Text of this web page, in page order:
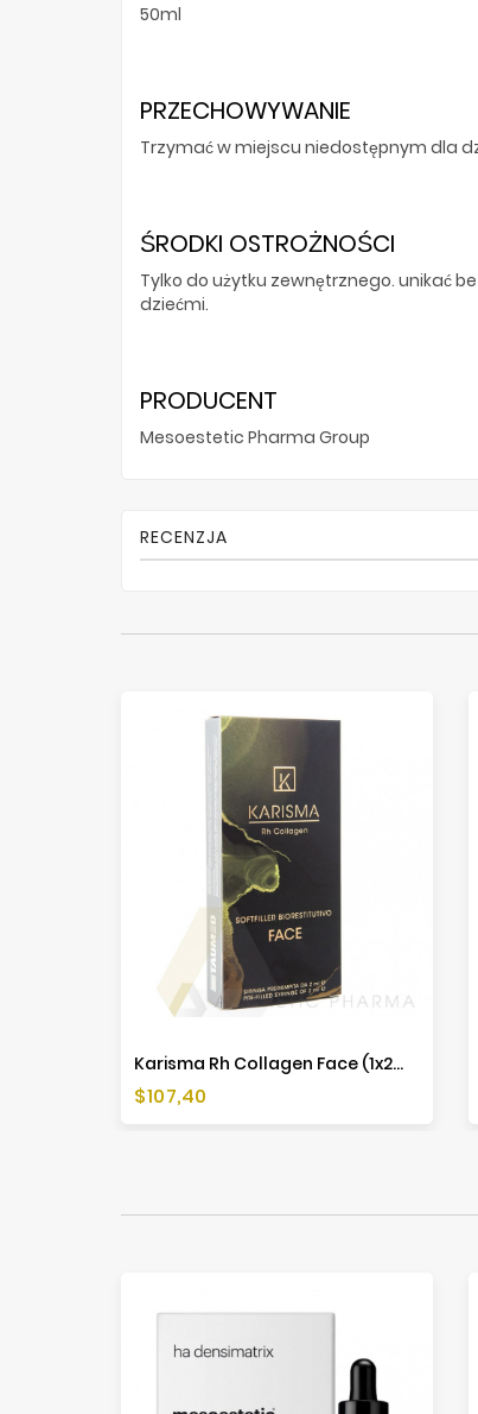
50ml
PRZECHOWYWANIE
Trzymać w miejscu niedostępnym dla
ŚRODKI OSTROŻNOŚCI
Tylko do użytku zewnętrznego. unikać
dziećmi.
PRODUCENT
Mesoestetic Pharma Group
RECENZJA
Karisma Rh Collagen Face (1x2ml)
Cena
$107,40